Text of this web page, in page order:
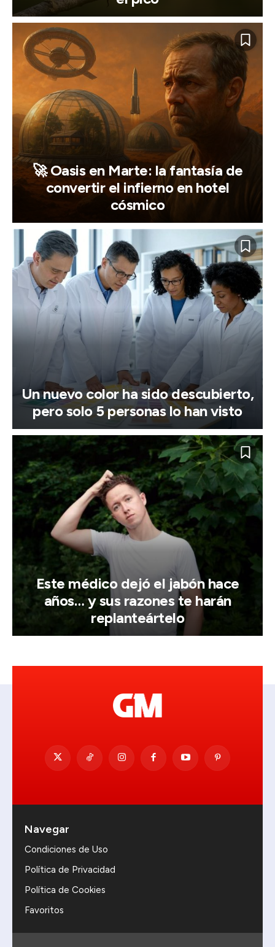
🚀 Oasis en Marte: la fantasía de
convertir el infierno en hotel
cósmico
Un nuevo color ha sido descubierto,
pero solo 5 personas lo han visto
Este médico dejó el jabón hace
años… y sus razones te harán
replanteártelo
Navegar
Condiciones de Uso
Política de Privacidad
Política de Cookies
Favoritos